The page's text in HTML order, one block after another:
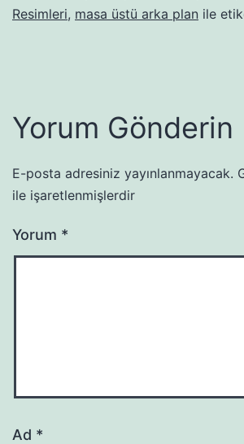
Resimleri, masa üstü arka plan ile
Yorum Gönderin
E-posta adresiniz yayınlanmayacak.
ile işaretlenmişlerdir
Yorum *
Ad *